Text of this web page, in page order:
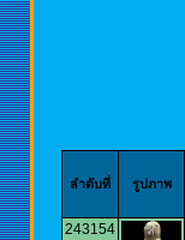
ลำดับที่ รูปภาพ
243154